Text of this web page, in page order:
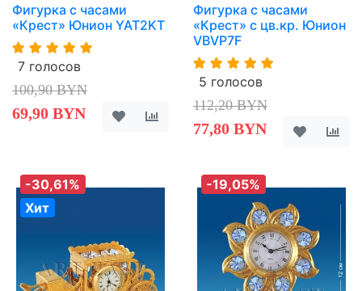
Фигурка с часами
«Крест» Юнион YAT2KT
7 голосов
100,90 BYN
69,90 BYN
Фигурка с часами
«Крест» с цв.кр. Юнион
VBVP7F
5 голосов
112,20 BYN
77,80 BYN
-30,61%
Хит
-19,05%